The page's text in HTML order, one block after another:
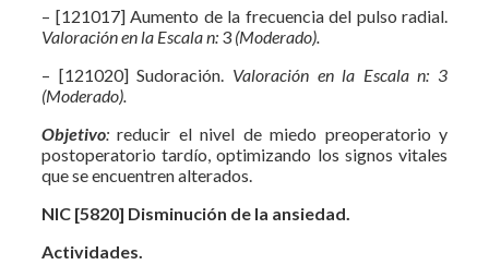
– [121017] Aumento de la frecuencia del pulso radial.
Valoración en la Escala n: 3 (Moderado).
– [121020] Sudoración. Valoración en la Escala n: 3
(Moderado).
Objetivo: reducir el nivel de miedo preoperatorio y
postoperatorio tardío, optimizando los signos vitales
que se encuentren alterados.
NIC [5820] Disminución de la ansiedad.
Actividades.